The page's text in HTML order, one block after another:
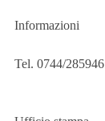
Informazioni
Tel. 0744/